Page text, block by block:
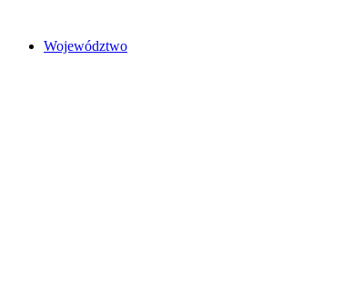
treści
Województwo